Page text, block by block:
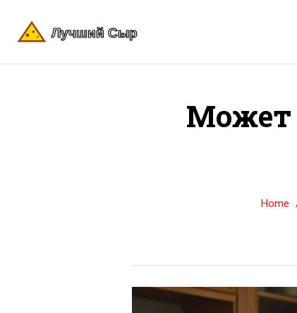
Может
Home